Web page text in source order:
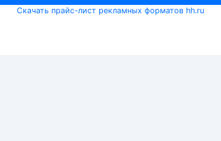
Скачать прайс-лист рекламных форматов hh.ru